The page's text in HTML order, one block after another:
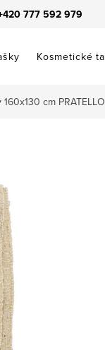
777 592 979
Kosmetické
cm